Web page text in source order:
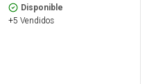
Disponible
+5 Vendidos